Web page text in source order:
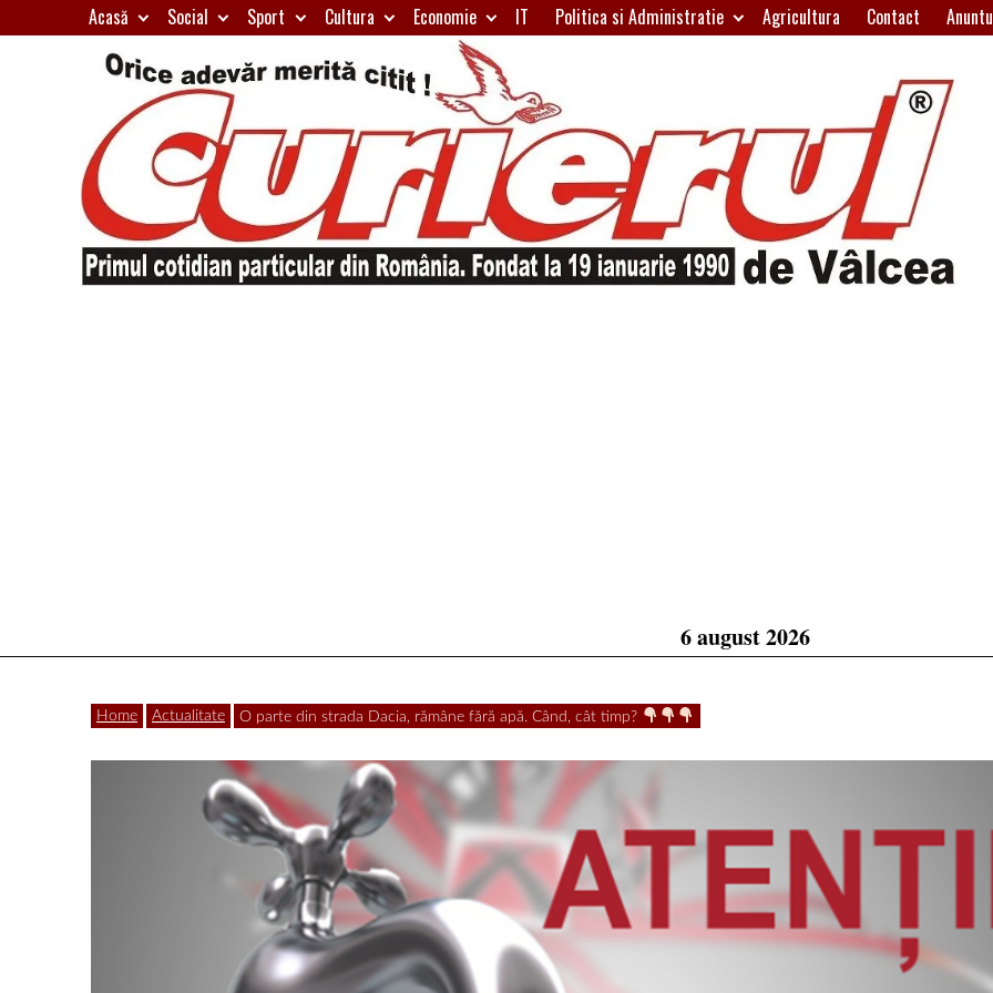
to
Acasă Social Sport Cultura Economie IT Politica si Administratie Agricultura Contact
6 august 2026
Home Actualitate O parte din strada Dacia, rămâne fără apă. Când, cât timp?